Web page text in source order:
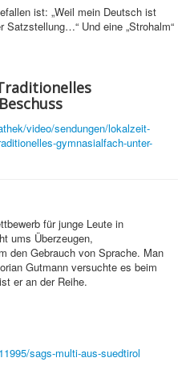
ist: „Weil mein Deutsch ist
Und eine „Strohalm“
video/sendungen/lokalzeit-
gymnasialfach-unter-
für junge Leute in
ums Überzeugen,
den Gebrauch von Sprache. Man
Gutmann versuchte es beim
er an der Reihe.
sags-multi-aus-suedtirol